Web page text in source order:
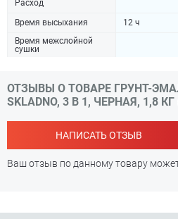
Расход
Время высыхания
12 ч
Время межслойной
сушки
ОТЗЫВЫ О ТОВАРЕ ГРУНТ-
SKLADNO, 3 В 1, ЧЕРНАЯ, 1,8 КГ
НАПИСАТЬ ОТЗЫВ
Ваш отзыв по данному товару